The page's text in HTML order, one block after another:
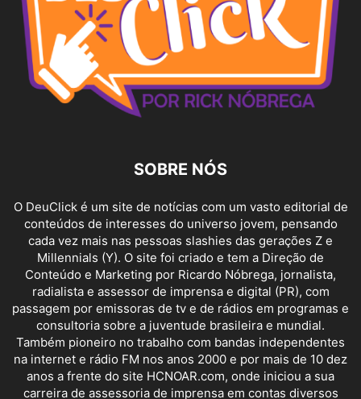
SOBRE NÓS
O DeuClick é um site de notícias com um vasto editorial de
conteúdos de interesses do universo jovem, pensando
cada vez mais nas pessoas slashies das gerações Z e
Millennials (Y). O site foi criado e tem a Direção de
Conteúdo e Marketing por Ricardo Nóbrega, jornalista,
radialista e assessor de imprensa e digital (PR), com
passagem por emissoras de tv e de rádios em programas e
consultoria sobre a juventude brasileira e mundial.
Também pioneiro no trabalho com bandas independentes
na internet e rádio FM nos anos 2000 e por mais de 10 dez
anos a frente do site HCNOAR.com, onde iniciou a sua
carreira de assessoria de imprensa em contas diversos